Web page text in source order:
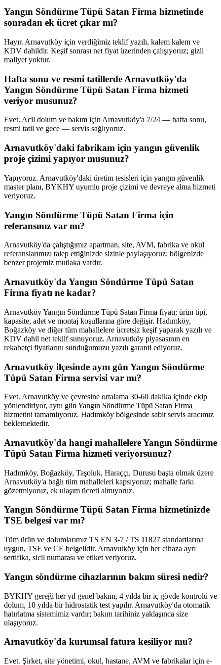
Yangın Söndürme Tüpü Satan Firma hizmetinde
sonradan ek ücret çıkar mı?
Hayır. Arnavutköy için verdiğimiz teklif yazılı, kalem kalem ve
KDV dahildir. Keşif sonrası net fiyat üzerinden çalışıyoruz; gizli
maliyet yoktur.
Hafta sonu ve resmi tatillerde Arnavutköy'da
Yangın Söndürme Tüpü Satan Firma hizmeti
veriyor musunuz?
Evet. Acil dolum ve bakım için Arnavutköy'a 7/24 — hafta sonu,
resmi tatil ve gece — servis sağlıyoruz.
Arnavutköy'daki fabrikam için yangın güvenlik
proje çizimi yapıyor musunuz?
Yapıyoruz. Arnavutköy'daki üretim tesisleri için yangın güvenlik
master planı, BYKHY uyumlu proje çizimi ve devreye alma hizmeti
veriyoruz.
Yangın Söndürme Tüpü Satan Firma için
referansınız var mı?
Arnavutköy'da çalıştığımız apartman, site, AVM, fabrika ve okul
referanslarımızı talep ettiğinizde sizinle paylaşıyoruz; bölgenizde
benzer projemiz mutlaka vardır.
Arnavutköy'da Yangın Söndürme Tüpü Satan
Firma fiyatı ne kadar?
Arnavutköy Yangın Söndürme Tüpü Satan Firma fiyatı; ürün tipi,
kapasite, adet ve montaj koşullarına göre değişir. Hadımköy,
Boğazköy ve diğer tüm mahallelere ücretsiz keşif yaparak yazılı ve
KDV dahil net teklif sunuyoruz. Arnavutköy piyasasının en
rekabetçi fiyatlarını sunduğumuzu yazılı garanti ediyoruz.
Arnavutköy ilçesinde aynı gün Yangın Söndürme
Tüpü Satan Firma servisi var mı?
Evet. Arnavutköy ve çevresine ortalama 30-60 dakika içinde ekip
yönlendiriyor, aynı gün Yangın Söndürme Tüpü Satan Firma
hizmetini tamamlıyoruz. Hadımköy bölgesinde sabit servis aracımız
beklemektedir.
Arnavutköy'da hangi mahallelere Yangın Söndürme
Tüpü Satan Firma hizmeti veriyorsunuz?
Hadımköy, Boğazköy, Taşoluk, Haraççı, Durusu başta olmak üzere
Arnavutköy'a bağlı tüm mahalleleri kapsıyoruz; mahalle farkı
gözetmiyoruz, ek ulaşım ücreti almıyoruz.
Yangın Söndürme Tüpü Satan Firma hizmetinizde
TSE belgesi var mı?
Tüm ürün ve dolumlarımız TS EN 3-7 / TS 11827 standartlarına
uygun, TSE ve CE belgelidir. Arnavutköy için her cihaza ayrı
sertifika, sicil numarası ve etiket veriyoruz.
Yangın söndürme cihazlarının bakım süresi nedir?
BYKHY gereği her yıl genel bakım, 4 yılda bir iç gövde kontrolü ve
dolum, 10 yılda bir hidrostatik test yapılır. Arnavutköy'da otomatik
hatırlatma sistemimiz vardır; bakım tarihiniz yaklaşınca size
ulaşıyoruz.
Arnavutköy'da kurumsal fatura kesiliyor mu?
Evet. Şirket, site yönetimi, okul, hastane, AVM ve fabrikalar için e-